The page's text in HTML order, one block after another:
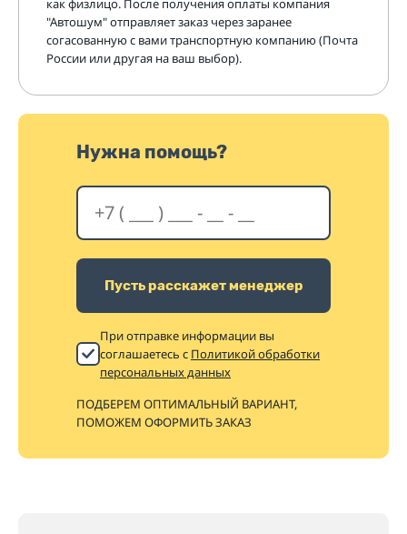
как физлицо. После получения оплаты компания
"Автошум" отправляет заказ через заранее
согасованную с вами транспортную компанию (Почта
России или другая на ваш выбор).
Нужна помощь?
Пусть расскажет менеджер
При отправке информации вы
соглашаетесь с Политикой обработки
персональных данных
ПОДБЕРЕМ ОПТИМАЛЬНЫЙ ВАРИАНТ,
ПОМОЖЕМ ОФОРМИТЬ ЗАКАЗ